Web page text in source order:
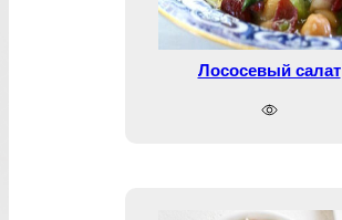
Лососевый салат